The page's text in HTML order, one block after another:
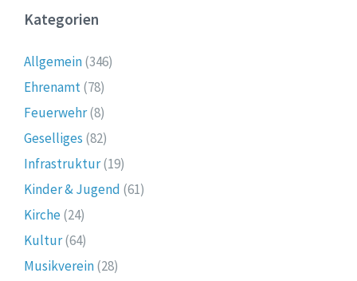
Kategorien
Allgemein(346)
Ehrenamt(78)
Feuerwehr(8)
Geselliges (82)
Infrastruktur(19)
Kinder & Jugend (61)
Kirche(24)
Kultur(64)
Musikverein(28)